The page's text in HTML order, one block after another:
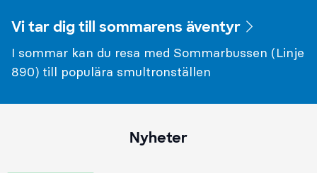
Vi tar dig till sommarens äventyr
I sommar kan du resa med Sommarbussen (Linje
890) till populära smultronställen
Nyheter